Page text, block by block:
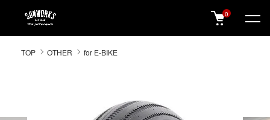
SUNWORKS 公式オンラインショップ
0
TOP OTHER for E-BIKE